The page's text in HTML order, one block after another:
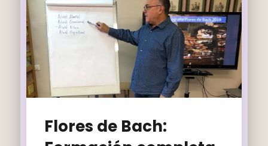
Flores de Bach: